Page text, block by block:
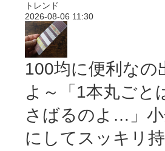
トレンド
2026-08-06 11:30
100均に便利なの
よ～「1本丸ごと
さばるのよ…」
にしてスッキリ